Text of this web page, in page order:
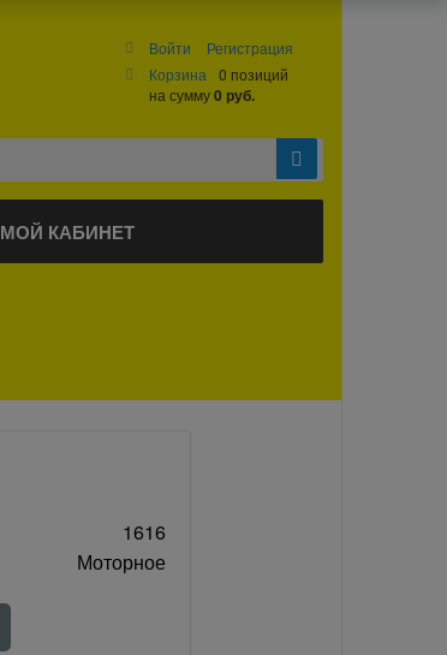
Войти
Регистрация
Корзина
0 позиций
на сумму0 руб.
МОЙ КАБИНЕТ
1616
Моторное